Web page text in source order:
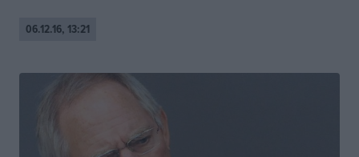
06.12.16, 13:21